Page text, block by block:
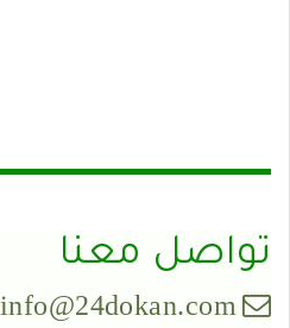
تواصل معنا
info@24dokan.com